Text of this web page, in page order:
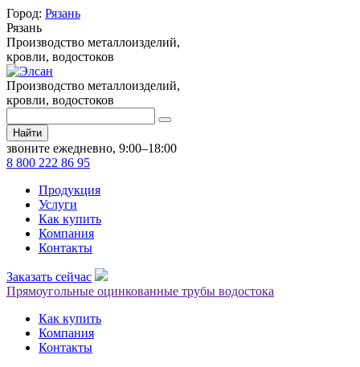
Город: Рязань
Рязань
Производство металлоизделий,
кровли, водостоков
Производство металлоизделий,
кровли, водостоков
Найти
звоните ежедневно, 9:00–18:00
8 800 222 86 95
Продукция
Услуги
Как купить
Компания
Контакты
Заказать сейчас
Прямоугольные оцинкованные трубы водостока
Как купить
Компания
Контакты